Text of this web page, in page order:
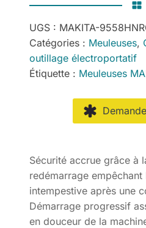
UGS : MAKITA-
Catégories : Meuleuses,
outillage électroportatif
Étiquette : Meuleuses
Sécurité accrue grâce à
redémarrage
intempestive après une
Démarrage progressif
en douceur de la